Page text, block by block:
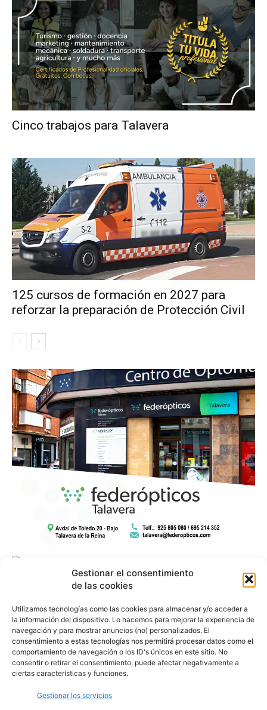
Gestionar el consentimiento
de las cookies
Utilizamos tecnologías como las cookies para almacenar y/o acceder a
la información del dispositivo. Lo hacemos para mejorar la experiencia de
navegación y para mostrar anuncios (no) personalizados. El
consentimiento a estas tecnologías nos permitirá procesar datos como el
comportamiento de navegación o los ID's únicos en este sitio. No
consentir o retirar el consentimiento, puede afectar negativamente a
ciertas características y funciones.
Gestionar los servicios
Cinco trabajos para Talavera
125 cursos de formación en 2027 para
reforzar la preparación de Protección Civil